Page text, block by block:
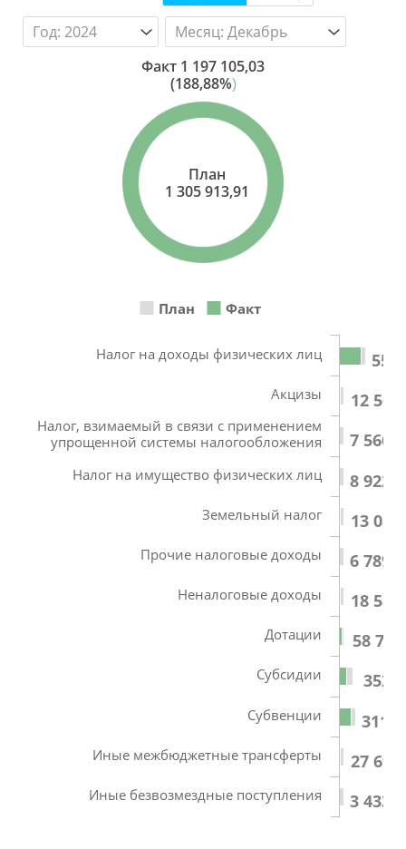
Факт 1 197 105,03
(188,88%)
План
1 305 913,91
План Факт
Налог на доходы физических лиц
Акцизы
Налог, взимаемый в связи с применением
упрощенной системы налогообложения
Налог на имущество физических лиц
Земельный налог
Прочие налоговые доходы
Неналоговые доходы
Дотации
Субсидии
Субвенции
Иные межбюджетные трансферты
Иные безвозмездные поступления
552
12
7
8
13
6
18
58
352
311
27
3